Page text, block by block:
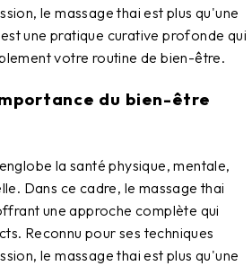
le massage thai est plus qu'une
une pratique curative profonde qui
votre routine de bien-être.
du bien-être
la santé physique, mentale,
Dans ce cadre, le massage thai
une approche complète qui
Reconnu pour ses techniques
le massage thai est plus qu'une